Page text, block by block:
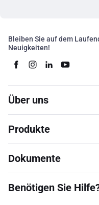
Bleiben Sie auf dem
Neuigkeiten!
Über uns
Produkte
Dokumente
Benötigen Sie